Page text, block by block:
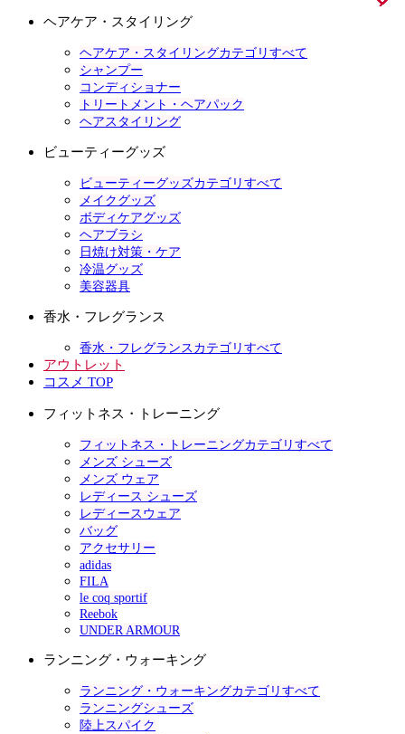
ヘアケア・スタイリング
ヘアケア・スタイリングカテゴリすべて
シャンプー
コンディショナー
トリートメント・ヘアパック
ヘアスタイリング
ビューティーグッズ
ビューティーグッズカテゴリすべて
メイクグッズ
ボディケアグッズ
ヘアブラシ
日焼け対策・ケア
冷温グッズ
美容器具
香水・フレグランス
香水・フレグランスカテゴリすべて
アウトレット
コスメ TOP
フィットネス・トレーニング
フィットネス・トレーニングカテゴリすべて
メンズ シューズ
メンズ ウェア
レディース シューズ
レディースウェア
バッグ
アクセサリー
adidas
FILA
le coq sportif
Reebok
UNDER ARMOUR
ランニング・ウォーキング
ランニング・ウォーキングカテゴリすべて
ランニングシューズ
陸上スパイク